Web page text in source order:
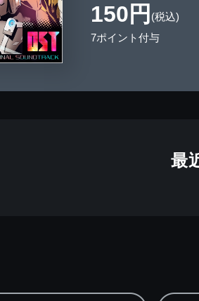
150円 (税込)
7ポイント付与
最